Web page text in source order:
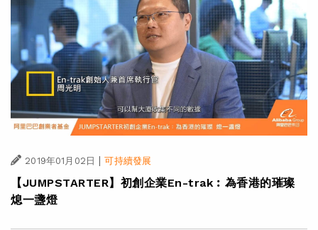
2019年01月02日 | 可持續發展
【JUMPSTARTER】初創企業En-trak︰為香港的璀璨
熄一盞燈